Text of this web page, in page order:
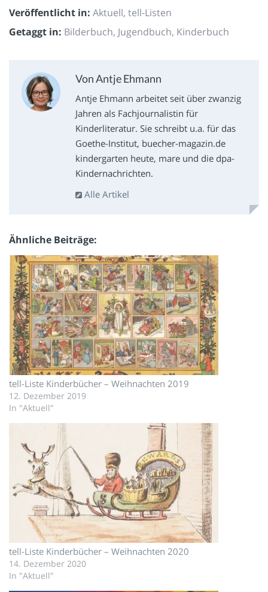
Veröffentlicht in: Aktuell, tell-Listen
Getaggt in: Bilderbuch, Jugendbuch, Kinderbuch
Von Antje Ehmann
Antje Ehmann arbeitet seit über zwanzig
Jahren als Fachjournalistin für
Kinderliteratur. Sie schreibt u.a. für das
Goethe-Institut, buecher-magazin.de
kindergarten heute, mare und die dpa-
Kindernachrichten.
Alle Artikel
Ähnliche Beiträge
tell-Liste Kinderbücher – Weihnachten 2019
12. Dezember 2019
In "Aktuell"
tell-Liste Kinderbücher – Weihnachten 2020
14. Dezember 2020
In "Aktuell"